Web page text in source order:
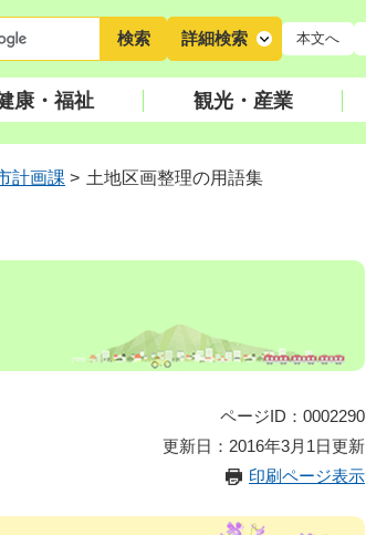
詳細検索 本文へ
康・福祉 観光・産業
計画課 > 土地区画整理の用語集
ページID：0002290
更新日：2016年3月1日更新
印刷ページ表示